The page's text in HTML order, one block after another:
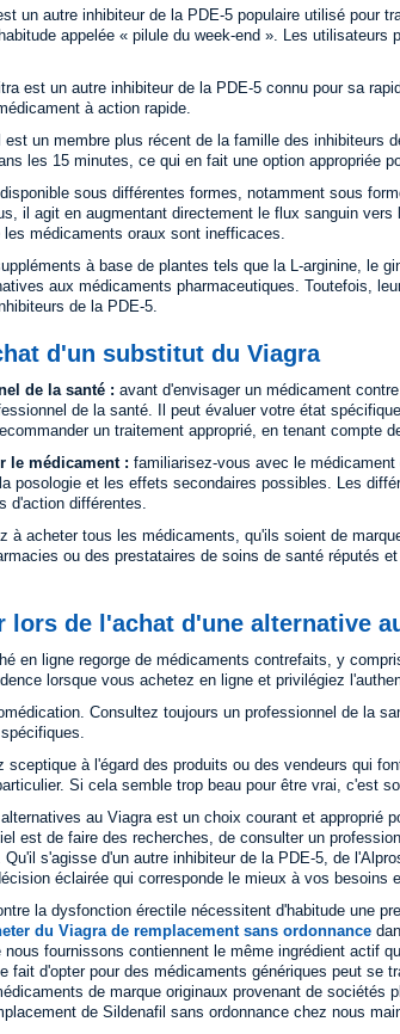
un autre inhibiteur de la PDE-5 populaire utilisé pour
appelée « pilule du week-end ». Les utilisateurs
est un autre inhibiteur de la PDE-5 connu pour sa
à action rapide.
un membre plus récent de la famille des inhibiteurs
les 15 minutes, ce qui en fait une option appropriée
sous différentes formes, notamment sous
il agit en augmentant directement le flux sanguin vers
médicaments oraux sont inefficaces.
à base de plantes tels que la L-arginine, le
aux médicaments pharmaceutiques. Toutefois,
de la PDE-5.
d'un substitut du Viagra
de la santé : avant d'envisager un médicament
de la santé. Il peut évaluer votre état
un traitement approprié, en tenant compte
le médicament : familiarisez-vous avec le médicament
posologie et les effets secondaires possibles. Les
d'action différentes.
à acheter tous les médicaments, qu'ils soient de
ou des prestataires de soins de santé réputés
lors de l'achat d'une alternative
en ligne regorge de médicaments contrefaits, y
lorsque vous achetez en ligne et privilégiez
Consultez toujours un professionnel de la
à l'égard des produits ou des vendeurs qui
Si cela semble trop beau pour être vrai, c'est
au Viagra est un choix courant et approprié
est de faire des recherches, de consulter un
s'agisse d'un autre inhibiteur de la PDE-5, de
éclairée qui corresponde le mieux à vos besoins
la dysfonction érectile nécessitent d'habitude une
du Viagra de remplacement sans ordonnance
fournissons contiennent le même ingrédient actif
fait d'opter pour des médicaments génériques peut se
de marque originaux provenant de sociétés
de Sildenafil sans ordonnance chez nous